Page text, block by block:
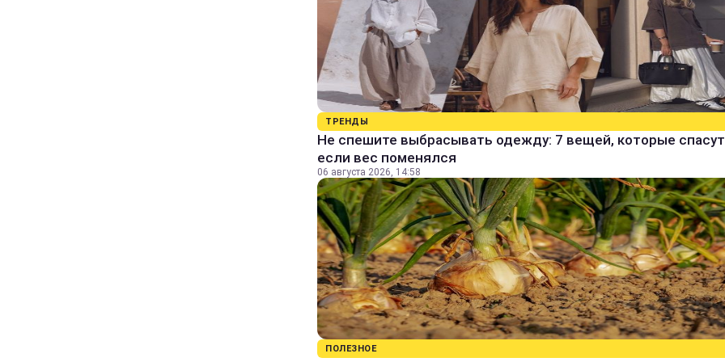
ТРЕНДЫ
Не спешите выбрасывать одежду: 7 вещей, которые
если вес поменялся
06 августа 2026, 14:58
ПОЛЕЗНОЕ